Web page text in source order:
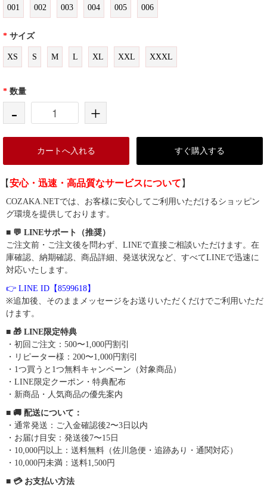
001 002 003 004 005 006
* サイズ
XS S M L XL XXL XXXL
* 数量
- +
カートへ入れる すぐ購入する
【安心・迅速・高品質なサービスについて 】
COZAKA.NETでは、お客様に安心してご利用いただけるショッピン
グ環境を提供しております。
■ 💬 LINEサポート（推奨）
ご注文前・ご注文後を問わず、LINEで直接ご相談いただけます。在
庫確認、納期確認、商品詳細、発送状況など、すべてLINEで迅速に
対応いたします。
👉 LINE ID【8599618】
※追加後、そのままメッセージをお送りいただくだけでご利用いただ
けます。
■ 🎁 LINE限定特典
・初回ご注文：500〜1,000円割引
・リピーター様：200〜1,000円割引
・1つ買うと1つ無料キャンペーン（対象商品）
・LINE限定クーポン・特典配布
・新商品・人気商品の優先案内
■ 🚚 配送について：
・通常発送：ご入金確認後2〜3日以内
・お届け目安：発送後7〜15日
・10,000円以上：送料無料（佐川急便・追跡あり・通関対応）
・10,000円未満：送料1,500円
■ 💳 お支払い方法